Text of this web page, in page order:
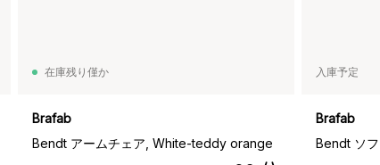
在庫残り僅か
Brafab
Bendt アームチェア, White-teddy orange
入庫予定
Brafab
Bendt ソ